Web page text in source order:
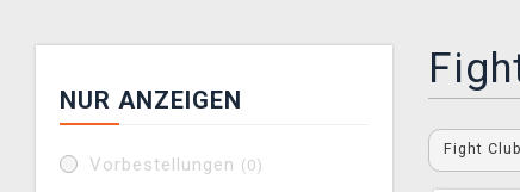
NUR ANZEIGEN
Vorbestellungen (0)
Fight Club